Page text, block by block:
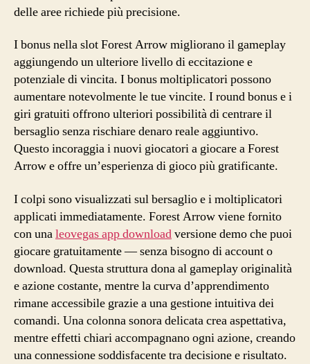
delle aree richiede più precisione.
I bonus nella slot Forest Arrow migliorano il gameplay
aggiungendo un ulteriore livello di eccitazione e
potenziale di vincita. I bonus moltiplicatori possono
aumentare notevolmente le tue vincite. I round bonus e i
giri gratuiti offrono ulteriori possibilità di centrare il
bersaglio senza rischiare denaro reale aggiuntivo.
Questo incoraggia i nuovi giocatori a giocare a Forest
Arrow e offre un’esperienza di gioco più gratificante.
I colpi sono visualizzati sul bersaglio e i moltiplicatori
applicati immediatamente. Forest Arrow viene fornito
con unaleovegas app downloadversione demo che puoi
giocare gratuitamente — senza bisogno di account o
download. Questa struttura dona al gameplay originalità
e azione costante, mentre la curva d’apprendimento
rimane accessibile grazie a una gestione intuitiva dei
comandi. Una colonna sonora delicata crea aspettativa,
mentre effetti chiari accompagnano ogni azione, creando
una connessione soddisfacente tra decisione e risultato.